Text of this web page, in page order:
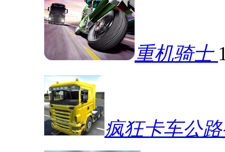
重机骑士
疯狂卡车公